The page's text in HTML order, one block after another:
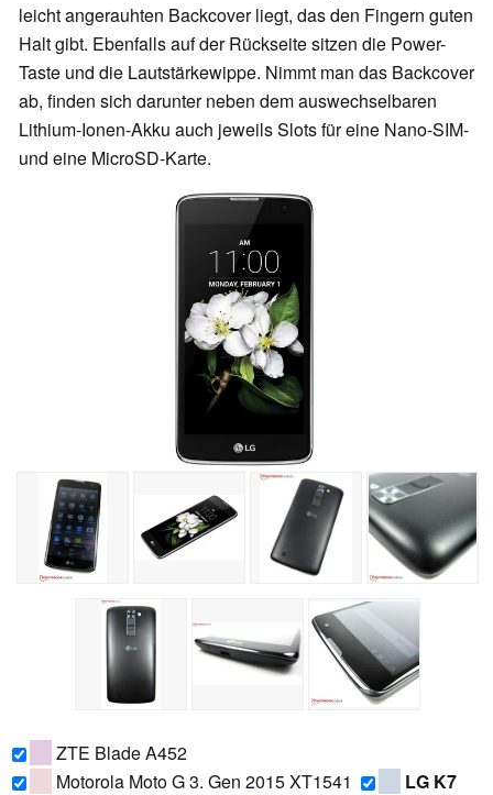
leicht angerauhten Backcover liegt, das den Fingern guten
Halt gibt. Ebenfalls auf der Rückseite sitzen die Power-
Taste und die Lautstärkewippe. Nimmt man das Backcover
ab, finden sich darunter neben dem auswechselbaren
Lithium-Ionen-Akku auch jeweils Slots für eine Nano-SIM-
und eine MicroSD-Karte.
ZTE Blade A452
Motorola Moto G 3. Gen 2015 XT1541
LG K7